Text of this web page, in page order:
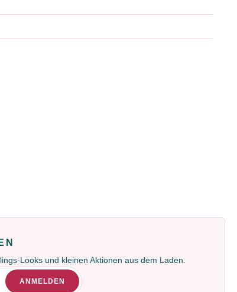
Looks und kleinen Aktionen aus dem Laden.
ANMELDEN